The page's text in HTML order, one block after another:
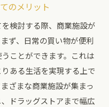
のメリット
検討する際、商業施設が
ず、日常の買い物が便利
ことができます。これは
ある生活を実現する上で
ざまな商業施設が集まっ
ドラッグストアまで幅広